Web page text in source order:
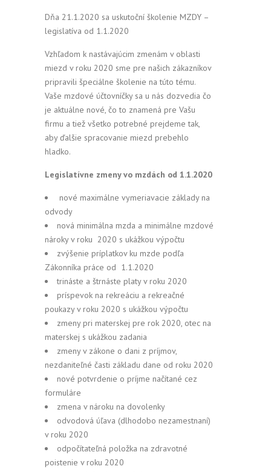
Dňa 21.1.2020 sa uskutoční školenie MZDY –
legislatíva od 1.1.2020
Vzhľadom k nastávajúcim zmenám v oblasti
miezd v roku 2020 sme pre našich zákazníkov
pripravili špeciálne školenie na túto tému.
Vaše mzdové účtovníčky sa u nás dozvedia čo
je aktuálne nové, čo to znamená pre Vašu
firmu a tiež všetko potrebné prejdeme tak,
aby ďalšie spracovanie miezd prebehlo
hladko.
Legislatívne zmeny vo mzdách od 1.1.2020
nové maximálne vymeriavacie základy na
odvody
nová minimálna mzda a minimálne mzdové
nároky v roku 2020 s ukážkou výpočtu
zvýšenie príplatkov ku mzde podľa
Zákonníka práce od 1.1.2020
trináste a štrnáste platy v roku 2020
príspevok na rekreáciu a rekreačné
poukazy v roku 2020 s ukážkou výpočtu
zmeny pri materskej pre rok 2020, otec na
materskej s ukážkou zadania
zmeny v zákone o dani z príjmov,
nezdaniteľné časti základu dane od roku 2020
nové potvrdenie o príjme načítané cez
formuláre
zmena v nároku na dovolenky
odvodová úľava (dlhodobo nezamestnaní)
v roku 2020
odpočítateľná položka na zdravotné
poistenie v roku 2020